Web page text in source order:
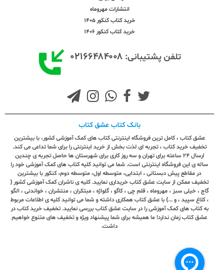
انتشارات مهروماه
خرید کتاب کنکور 1405
خرید کتاب کنکور 1406
تلفن پشتیبانی: ۰۲۱۶۶۴۸۴۰۰۸
بانک کتاب عشق کتاب
عشق کتاب ، کامل ترین فروشگاه اینترنتی کتاب های کمک آموزشی کشور، با بیشترین
تخفیف خرید کتاب ، تجربه ای لذت بخش از خرید اینترنتی را برای شما تداعی می کند.
ارسال ٢٤ ساعته برای تهران و سه روز کاری برای شهرستان ها حاصل تجربه ی چندین
ساله ی این فروشگاه اینترنتی است. شما می توانید کلیه کتاب های کمک آموزشی خود را
در مقاطع پیش دبستانی ، ابتدایی، متوسطه اول، متوسطه دوم، کنکور با بیشترین
تخفیف ممکن از سایت عشق کتاب خریداری نمایید. کلیه ی ناشران کمک آموزشی کشور (
گاج ، خیلی سبز ، مهروماه ، قلم چی ، کاگو ، گلواژه ، مبتکران ، منتشران ، خواندنی ، الگو
، کلاغ سپید ، و ...) با عشق کتاب همکاری داشته و شما می توانید کلیه ی اطلاعات مربوط
به کتاب های کمک آموزشی را در سایت عشق کتاب بررسی نمایید. تخفیف خرید کتاب در
عشق کتاب زمان ندارد! ما همیشه برای شما پیشنهاد ویژه و تخفیف های متنوع خواهیم
داشت.